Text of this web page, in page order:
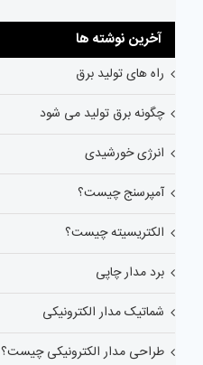
آخرین نوشته ها
راه های تولید برق
چگونه برق تولید می شود
انرژی خورشیدی
آمپرسنج چیست؟
الکتریسیته چیست؟
برد مدار چاپی
شماتیک مدار الکترونیکی
طراحی مدار الکترونیکی چیست؟